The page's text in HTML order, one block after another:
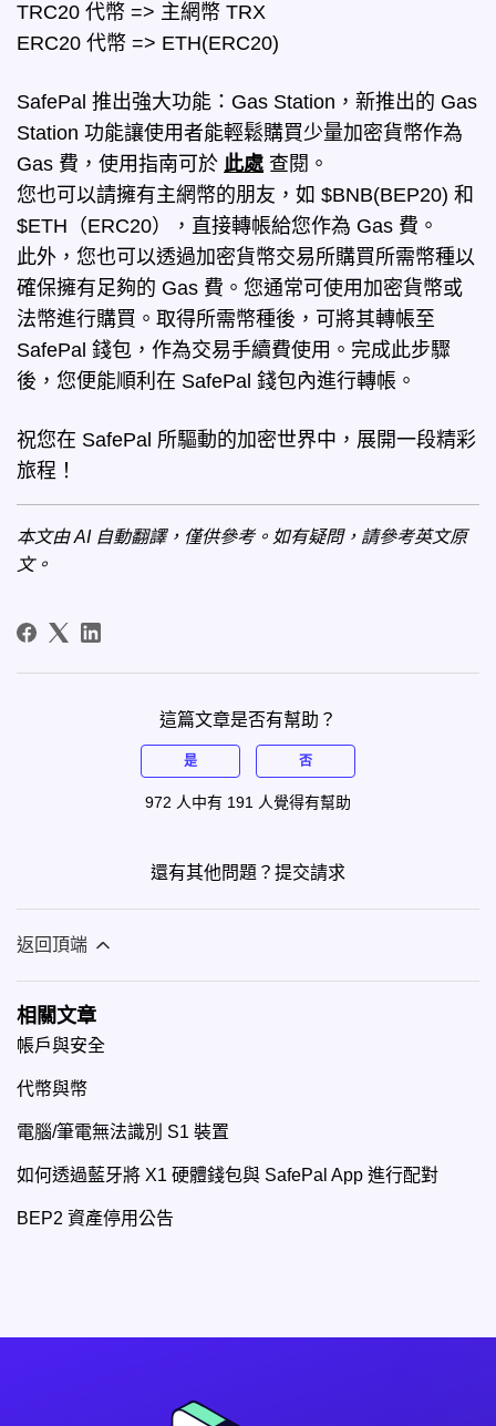
TRC20 代幣 => 主網幣 TRX
ERC20 代幣 => ETH(ERC20)
SafePal 推出強大功能：Gas Station，新推出的 Gas
Station 功能讓使用者能輕鬆購買少量加密貨幣作為
Gas 費，使用指南可於 此處 查閱。
您也可以請擁有主網幣的朋友，如 $BNB(BEP20) 和
$ETH（ERC20），直接轉帳給您作為 Gas 費。
此外，您也可以透過加密貨幣交易所購買所需幣種以
確保擁有足夠的 Gas 費。您通常可使用加密貨幣或
法幣進行購買。取得所需幣種後，可將其轉帳至
SafePal 錢包，作為交易手續費使用。完成此步驟
後，您便能順利在 SafePal 錢包內進行轉帳。
祝您在 SafePal 所驅動的加密世界中，展開一段精彩
旅程！
本文由 AI 自動翻譯，僅供參考。如有疑問，請參考英文原
文。
這篇文章是否有幫助？
是 否
972 人中有 191 人覺得有幫助
還有其他問題？ 提交請求
返回頂端
相關文章
帳戶與安全
代幣與幣
電腦/筆電無法識別 S1 裝置
如何透過藍牙將 X1 硬體錢包與 SafePal App 進行配對
BEP2 資產停用公告